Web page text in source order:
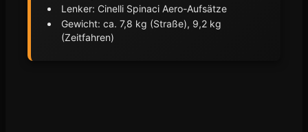
Lenker: Cinelli Spinaci Aero-Aufsätze
Gewicht: ca. 7,8 kg (Straße), 9,2 kg
(Zeitfahren)